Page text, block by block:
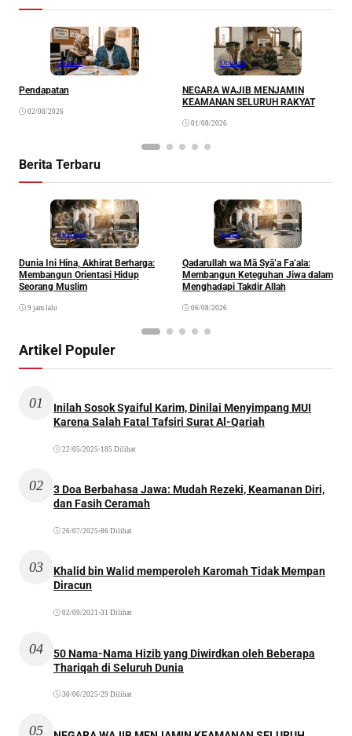
Opinion
Pendapatan
02/08/2026
Opinion
NEGARA WAJIB MENJAMIN
KEAMANAN SELURUH RAKYAT
01/08/2026
Berita Terbaru
Khazanah
Dunia Ini Hina, Akhirat Berharga:
Membangun Orientasi Hidup
Seorang Muslim
9 jam lalu
Ibadah
Qadarullah wa Mā Syā’a Fa’ala:
Membangun Keteguhan Jiwa dalam
Menghadapi Takdir Allah
06/08/2026
Artikel Populer
01
Inilah Sosok Syaiful Karim, Dinilai Menyimpang MUI
Karena Salah Fatal Tafsiri Surat Al-Qariah
22/05/2025 •185 Dilihat
02
3 Doa Berbahasa Jawa: Mudah Rezeki, Keamanan Diri,
dan Fasih Ceramah
26/07/2025 •86 Dilihat
03
Khalid bin Walid memperoleh Karomah Tidak Mempan
Diracun
02/09/2021 •31 Dilihat
04
50 Nama-Nama Hizib yang Diwirdkan oleh Beberapa
Thariqah di Seluruh Dunia
30/06/2025 •29 Dilihat
05